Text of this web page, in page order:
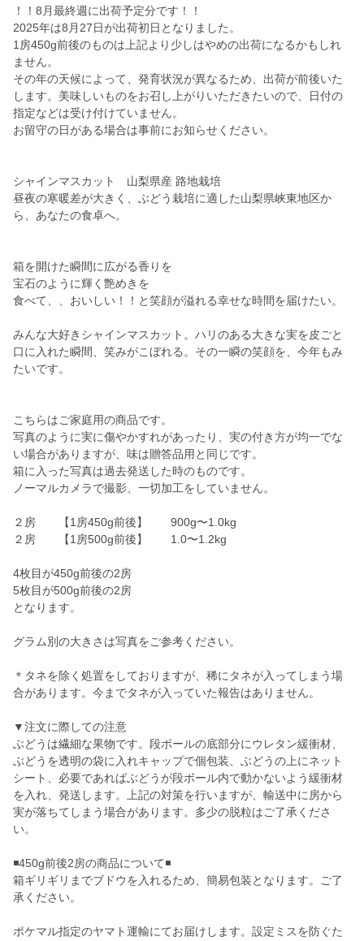
！！8月最終週に出荷予定分です！！
2025年は8月27日が出荷初日となりました。
1房450g前後のものは上記より少しはやめの出荷になるかもしれ
ません。
その年の天候によって、発育状況が異なるため、出荷が前後いた
します。美味しいものをお召し上がりいただきたいので、日付の
指定などは受け付けていません。
お留守の日がある場合は事前にお知らせください。
シャインマスカット 山梨県産 路地栽培
昼夜の寒暖差が大きく、ぶどう栽培に適した山梨県峡東地区か
ら、あなたの食卓へ。
箱を開けた瞬間に広がる香りを
宝石のように輝く艶めきを
食べて、、おいしい！！と笑顔が溢れる幸せな時間を届けたい。
みんな大好きシャインマスカット。ハリのある大きな実を皮ごと
口に入れた瞬間、笑みがこぼれる。その一瞬の笑顔を、今年もみ
たいです。
こちらはご家庭用の商品です。
写真のように実に傷やかすれがあったり、実の付き方が均一でな
い場合がありますが、味は贈答品用と同じです。
箱に入った写真は過去発送した時のものです。
ノーマルカメラで撮影、一切加工をしていません。
２房 【1房450g前後】 900g〜1.0kg
２房 【1房500g前後】 1.0〜1.2kg
4枚目が450g前後の2房
5枚目が500g前後の2房
となります。
グラム別の大きさは写真をご参考ください。
＊タネを除く処置をしておりますが、稀にタネが入ってしまう場
合があります。今までタネが入っていた報告はありません。
▼注文に際しての注意
ぶどうは繊細な果物です。段ボールの底部分にウレタン緩衝材、
ぶどうを透明の袋に入れキャップで個包装、ぶどうの上にネット
シート、必要であればぶどうが段ボール内で動かないよう緩衝材
を入れ、発送します。上記の対策を行いますが、輸送中に房から
実が落ちてしまう場合があります。多少の脱粒はご了承くださ
い。
◾️450g前後2房の商品について◾️
箱ギリギリまでブドウを入れるため、簡易包装となります。ご了
承ください。
ポケマル指定のヤマト運輸にてお届けします。設定ミスを防ぐた